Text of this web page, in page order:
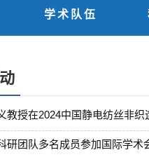
学术队伍
教授在2024中国静电纺丝非
研团队多名成员参加国际学术